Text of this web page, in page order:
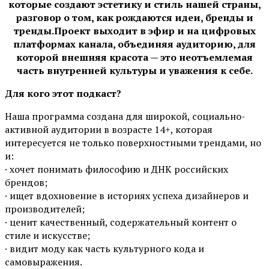
которые создают эстетику и стиль нашей страны,
разговор о том, как рождаются идеи, бренды и
тренды.Проект выходит в эфир и на цифровых
платформах канала, объединяя аудиторию, для
которой внешняя красота — это неотъемлемая
часть внутренней культуры и уважения к себе.
Для кого этот подкаст?
Наша программа создана для широкой, социально-
активной аудитории в возрасте 14+, которая
интересуется не только поверхностными трендами, но
и:
· хочет понимать философию и ДНК российских
брендов;
· ищет вдохновение в историях успеха дизайнеров и
производителей;
· ценит качественный, содержательный контент о
стиле и искусстве;
· видит моду как часть культурного кода и
самовыражения.